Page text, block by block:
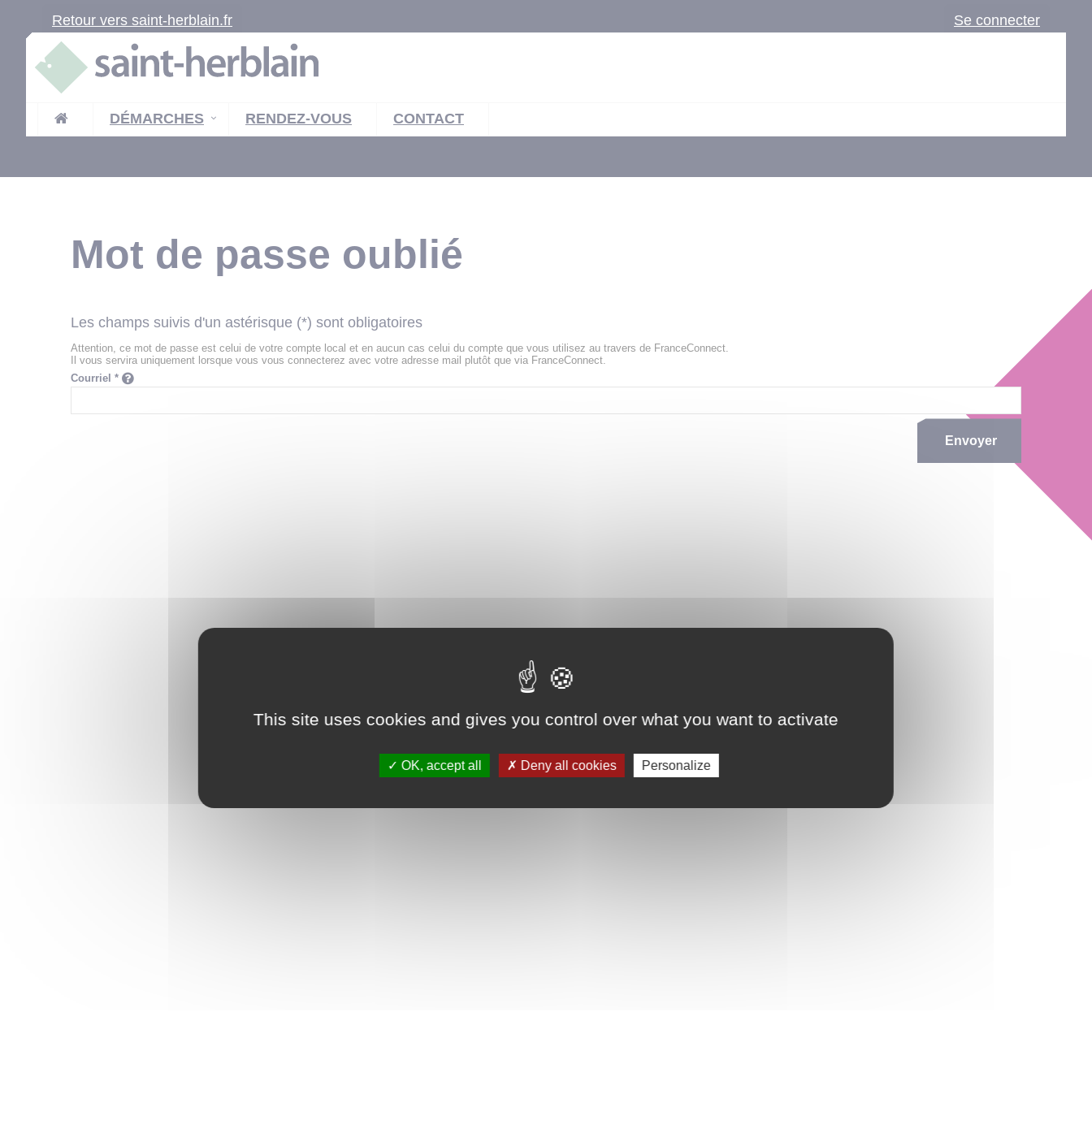
This site uses cookies and gives you control over what you want to activate
OK, accept all Deny all cookies Personalize
Retour vers saint-herblain.fr Se connecter
DÉMARCHES RENDEZ-VOUS CONTACT
Mot de passe oublié
Les champs suivis d'un astérisque (*) sont obligatoires
Attention, ce mot de passe est celui de votre compte local et en aucun cas celui du compte que vous utilisez au travers de FranceConnect.
Il vous servira uniquement lorsque vous vous connecterez avec votre adresse mail plutôt que via FranceConnect.
Courriel *
Envoyer